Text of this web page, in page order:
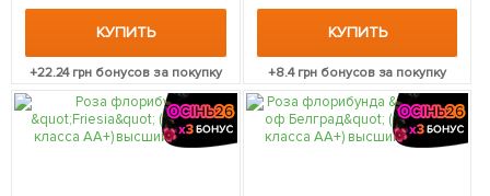
КУПИТЬ
+22.24грн бонусов за покупку
КУПИТЬ
+8.4грн бонусов за покупку